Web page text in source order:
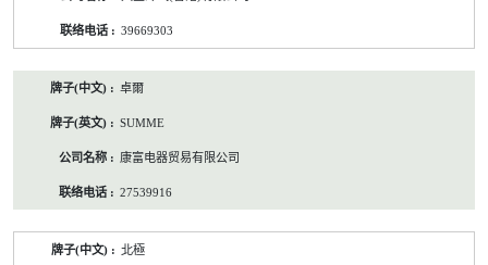
39669303
卓爾
SUMME
康富电器贸易有限公司
27539916
北極